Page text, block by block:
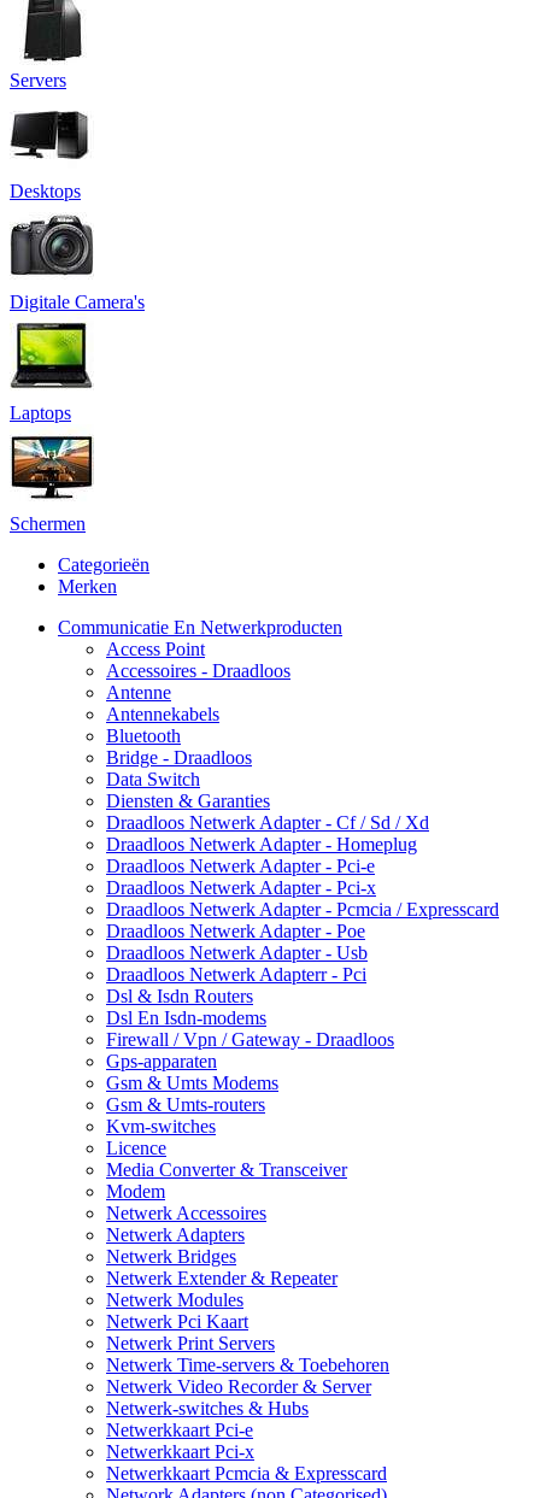
Servers
Desktops
Digitale Camera's
Laptops
Schermen
Categorieën
Merken
Communicatie En Netwerkproducten
Access Point
Accessoires - Draadloos
Antenne
Antennekabels
Bluetooth
Bridge - Draadloos
Data Switch
Diensten & Garanties
Draadloos Netwerk Adapter - Cf / Sd / Xd
Draadloos Netwerk Adapter - Homeplug
Draadloos Netwerk Adapter - Pci-e
Draadloos Netwerk Adapter - Pci-x
Draadloos Netwerk Adapter - Pcmcia / Expresscard
Draadloos Netwerk Adapter - Poe
Draadloos Netwerk Adapter - Usb
Draadloos Netwerk Adapterr - Pci
Dsl & Isdn Routers
Dsl En Isdn-modems
Firewall / Vpn / Gateway - Draadloos
Gps-apparaten
Gsm & Umts Modems
Gsm & Umts-routers
Kvm-switches
Licence
Media Converter & Transceiver
Modem
Netwerk Accessoires
Netwerk Adapters
Netwerk Bridges
Netwerk Extender & Repeater
Netwerk Modules
Netwerk Pci Kaart
Netwerk Print Servers
Netwerk Time-servers & Toebehoren
Netwerk Video Recorder & Server
Netwerk-switches & Hubs
Netwerkkaart Pci-e
Netwerkkaart Pci-x
Netwerkkaart Pcmcia & Expresscard